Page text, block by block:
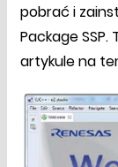
pobrać i
Package
artykule na